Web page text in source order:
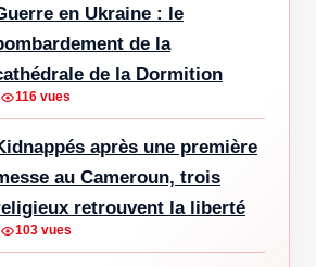
en Ukraine : le
de la
de la Dormition
116 vues
après une première
au Cameroun, trois
retrouvent la liberté
103 vues